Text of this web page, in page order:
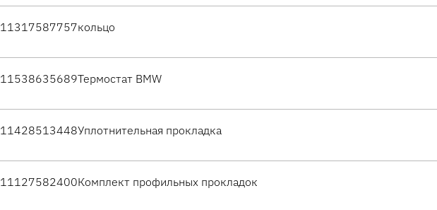
11317587757кольцо
11538635689Термостат BMW
11428513448Уплотнительная прокладка
11127582400Комплект профильных прокладок